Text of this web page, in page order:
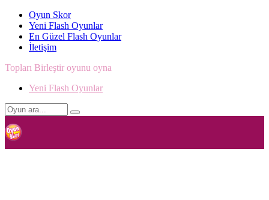
Oyun Skor
Yeni Flash Oyunlar
En Güzel Flash Oyunlar
İletişim
Topları Birleştir oyunu oyna
Yeni Flash Oyunlar